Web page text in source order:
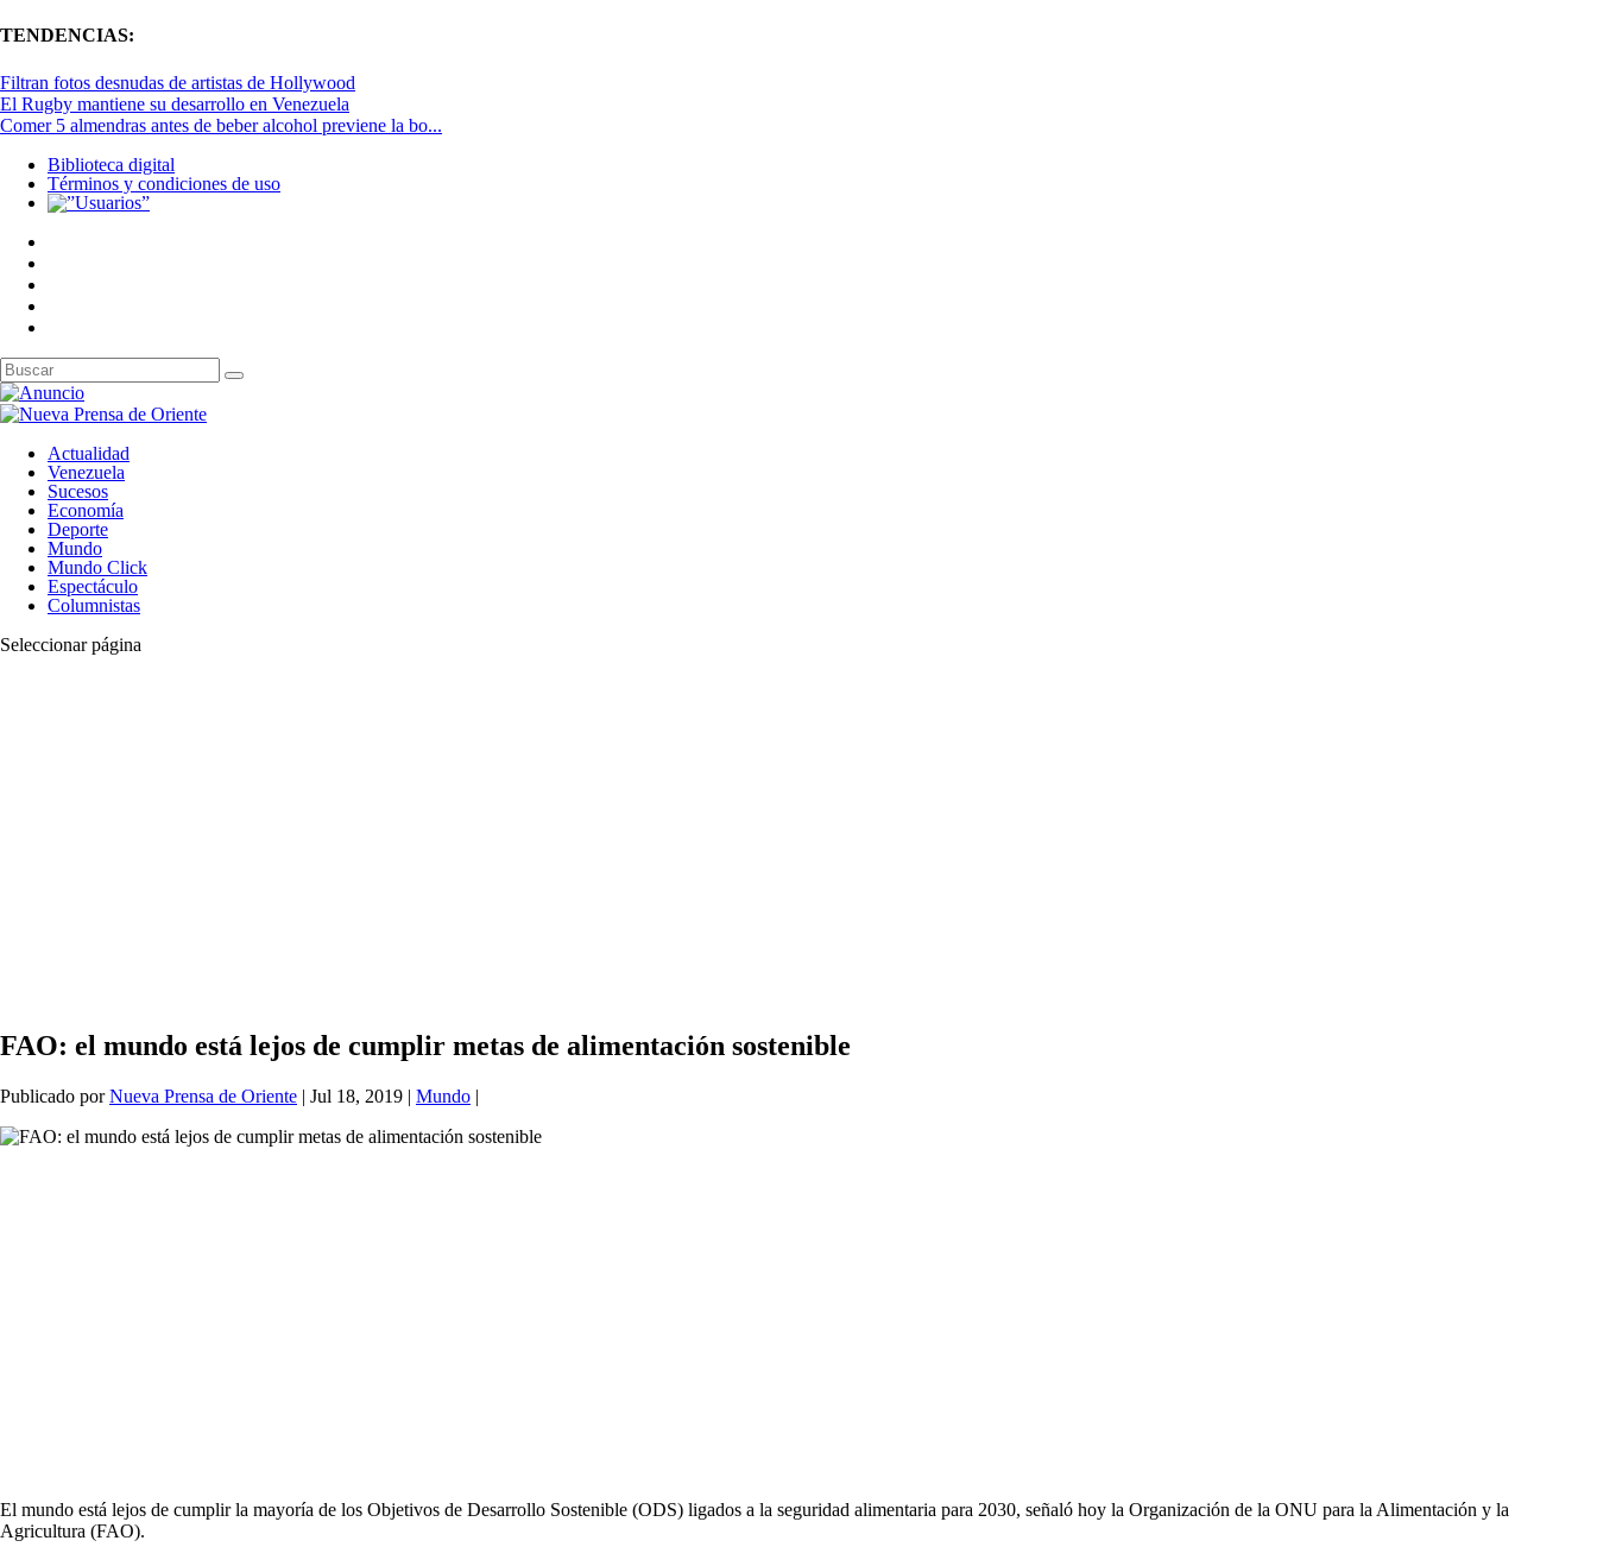
TENDENCIAS:
Filtran fotos desnudas de artistas de Hollywood
El Rugby mantiene su desarrollo en Venezuela
Comer 5 almendras antes de beber alcohol previene la bo...
Biblioteca digital
Términos y condiciones de uso
Actualidad
Venezuela
Sucesos
Economía
Deporte
Mundo
Mundo Click
Espectáculo
Columnistas
Seleccionar página
FAO: el mundo está lejos de cumplir metas de alimentación sostenible
Publicado porNueva Prensa de Oriente | Jul 18, 2019 | Mundo |
El mundo está lejos de cumplir la mayoría de los Objetivos de Desarrollo Sostenible (ODS) ligados a la seguridad alimentaria para 2030, señaló hoy la Organización de la ONU para la Alimentación y la
Agricultura (FAO).